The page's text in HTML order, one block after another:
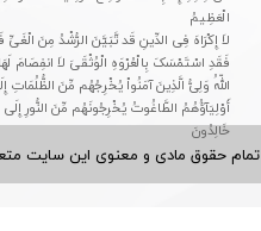
تمام حقوق مادی و معنوی این سایت
الْعَظِیمُ
لاَ إِکْرَاهَ فِی الدِّینِ قَد تَّبَیَّنَ الرُّشْدُ مِنَ الْغَیِّ
فَقَدِ اسْتَمْسَکَ بِالْعُرْوَهِ الْوُثْقَىَ لاَ انفِصَامَ
اللّهُ وَلِیُّ الَّذِینَ آمَنُواْ یُخْرِجُهُم مِّنَ الظُّلُمَاتِ
أَوْلِیَآؤُهُمُ الطَّاغُوتُ یُخْرِجُونَهُم مِّنَ النُّورِ
خَالِدُونَ